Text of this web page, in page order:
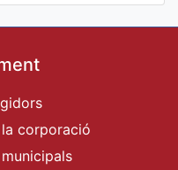
corporació